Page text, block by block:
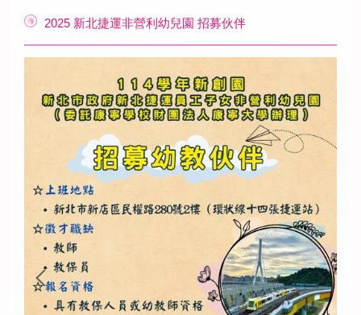
2025 新北捷運非營利幼兒園 招募伙伴